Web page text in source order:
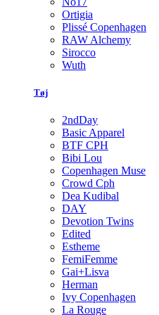
Ortigia
Plissé Copenhagen
RAW Alchemy
Sirocco
Wuth
Tøj
2ndDay
Basic Apparel
BTF CPH
Bibi Lou
Copenhagen Muse
Crowd Cph
Dea Kudibal
DAY
Devotion Twins
Edited
Estheme
FemiFemme
Gai+Lisva
Herman
Ivy Copenhagen
La Rouge